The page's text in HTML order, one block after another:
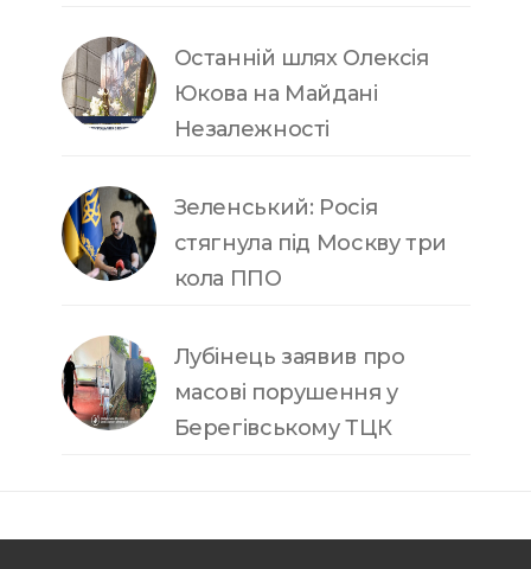
Останній шлях Олексія
Юкова на Майдані
Незалежності
Зеленський: Росія
стягнула під Москву три
кола ППО
Лубінець заявив про
масові порушення у
Берегівському ТЦК